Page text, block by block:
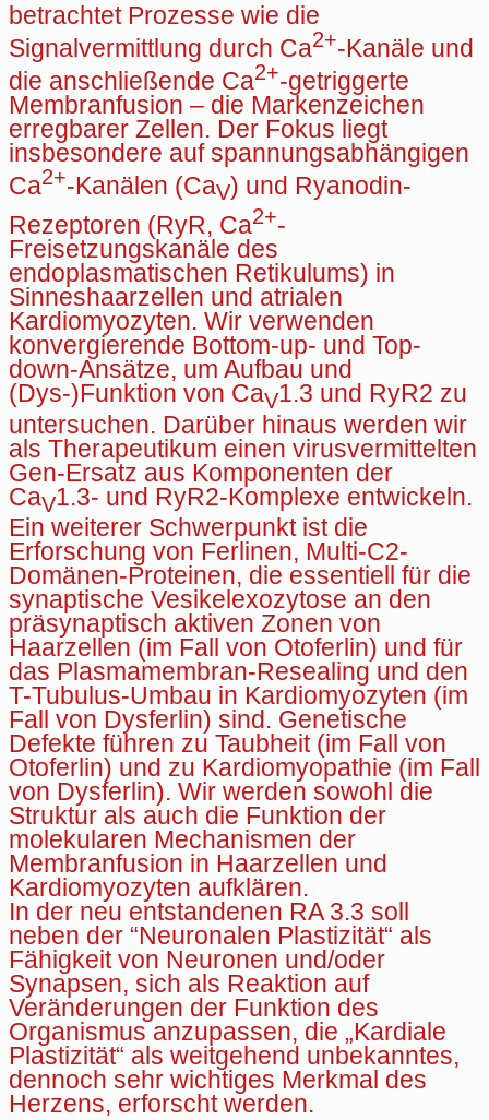
betrachtet Prozesse wie die
Signalvermittlung durch Ca2+-Kanäle und
die anschließende Ca2+-getriggerte
Membranfusion – die Markenzeichen
erregbarer Zellen. Der Fokus liegt
insbesondere auf spannungsabhängigen
Ca2+-Kanälen (CaV) und Ryanodin-
Rezeptoren (RyR, Ca2+-
Freisetzungskanäle des
endoplasmatischen Retikulums) in
Sinneshaarzellen und atrialen
Kardiomyozyten. Wir verwenden
konvergierende Bottom-up- und Top-
down-Ansätze, um Aufbau und
(Dys-)Funktion von CaV1.3 und RyR2 zu
untersuchen. Darüber hinaus werden wir
als Therapeutikum einen virusvermittelten
Gen-Ersatz aus Komponenten der
CaV1.3- und RyR2-Komplexe entwickeln.
Ein weiterer Schwerpunkt ist die
Erforschung von Ferlinen, Multi-C2-
Domänen-Proteinen, die essentiell für die
synaptische Vesikelexozytose an den
präsynaptisch aktiven Zonen von
Haarzellen (im Fall von Otoferlin) und für
das Plasmamembran-Resealing und den
T-Tubulus-Umbau in Kardiomyozyten (im
Fall von Dysferlin) sind. Genetische
Defekte führen zu Taubheit (im Fall von
Otoferlin) und zu Kardiomyopathie (im Fall
von Dysferlin). Wir werden sowohl die
Struktur als auch die Funktion der
molekularen Mechanismen der
Membranfusion in Haarzellen und
Kardiomyozyten aufklären.
In der neu entstandenen RA 3.3 soll
neben der “Neuronalen Plastizität“ als
Fähigkeit von Neuronen und/oder
Synapsen, sich als Reaktion auf
Veränderungen der Funktion des
Organismus anzupassen, die „Kardiale
Plastizität“ als weitgehend unbekanntes,
dennoch sehr wichtiges Merkmal des
Herzens, erforscht werden.